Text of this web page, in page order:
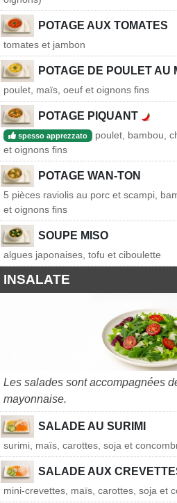
POTAGE AUX TOMATES
tomates et jambon
POTAGE DE POULET AU
poulet, maïs, oeuf et oignons fins
POTAGE PIQUANT
spesso apprezzato
poulet, bambou,
et oignons fins
POTAGE WAN-TON
5 pièces raviolis au porc et scampi,
et oignons fins
SOUPE MISO
algues japonaises, tofu et ciboulette
INSALATE
Les salades sont accompagnées
mayonnaise.
SALADE AU SURIMI
surimi, maïs, carottes, soja et
SALADE AUX
mini-crevettes, maïs, carottes, soja et